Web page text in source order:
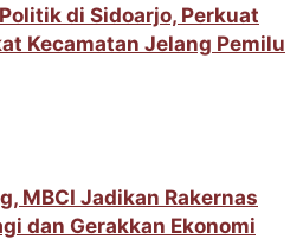
di Sidoarjo, Perkuat
Kecamatan Jelang Pemilu
MBCI Jadikan Rakernas
dan Gerakkan Ekonomi